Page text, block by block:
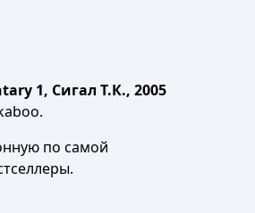
1, Сигал Т.К., 2005
по самой